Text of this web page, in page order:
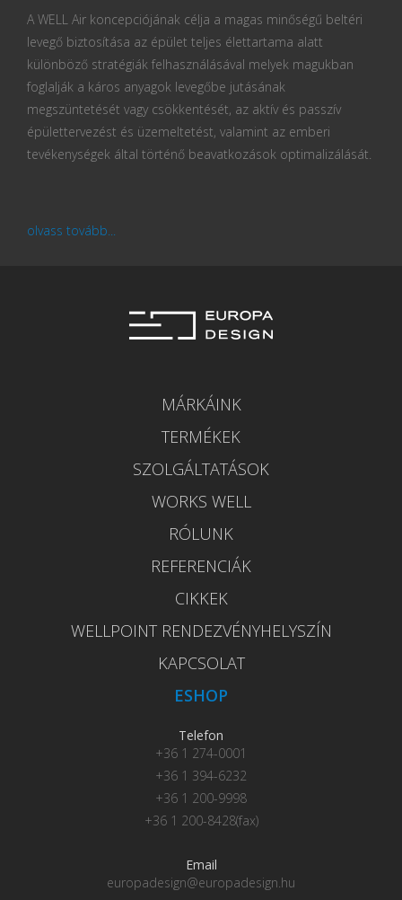
A WELL Air koncepciójának célja a magas minőségű beltéri
levegő biztosítása az épület teljes élettartama alatt
különböző stratégiák felhasználásával melyek magukban
foglalják a káros anyagok levegőbe jutásának
megszüntetését vagy csökkentését, az aktív és passzív
épülettervezést és üzemeltetést, valamint az emberi
tevékenységek által történő beavatkozások optimalizálását.
olvass tovább...
MÁRKÁINK
TERMÉKEK
SZOLGÁLTATÁSOK
WORKS WELL
RÓLUNK
REFERENCIÁK
CIKKEK
WELLPOINT RENDEZVÉNYHELYSZÍN
KAPCSOLAT
ESHOP
Telefon
+36 1 274-0001
+36 1 394-6232
+36 1 200-9998
+36 1 200-8428(fax)
Email
europadesign@europadesign.hu